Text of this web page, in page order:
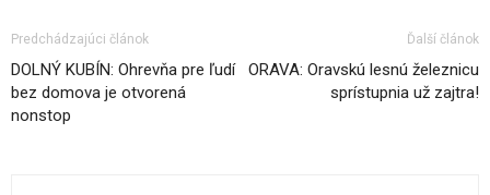
Predchádzajúci článok
DOLNÝ KUBÍN: Ohrevňa pre ľudí
bez domova je otvorená
nonstop
Ďalší článok
ORAVA: Oravskú lesnú železnicu
sprístupnia už zajtra!